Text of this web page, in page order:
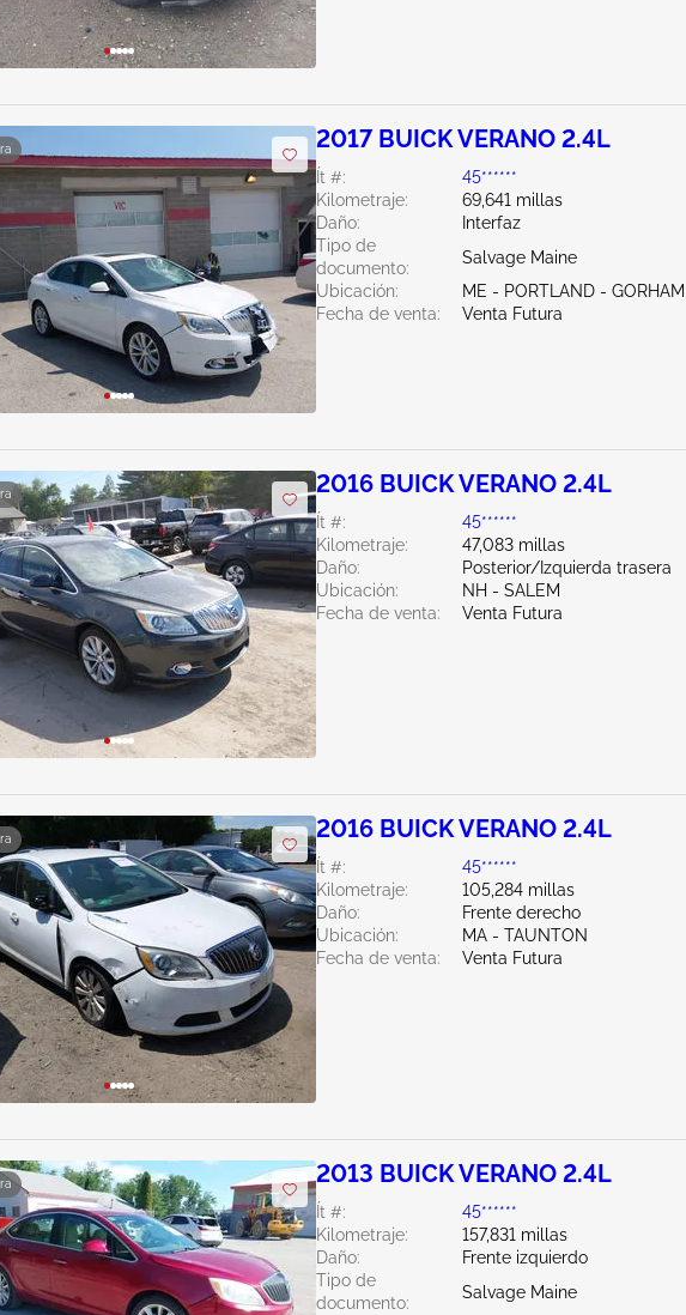
2017 BUICK VERANO 2.4L
Ít #:
45******
Kilometraje:
69,641 millas
Daño:
Interfaz
Tipo de
documento:
Salvage Maine
Ubicación:
ME - PORTLAND - GORHAM
Fecha de venta:
Venta Futura
2016 BUICK VERANO 2.4L
Ít #:
45******
Kilometraje:
47,083 millas
Daño:
Posterior/Izquierda trasera
Ubicación:
NH - SALEM
Fecha de venta:
Venta Futura
2016 BUICK VERANO 2.4L
Ít #:
45******
Kilometraje:
105,284 millas
Daño:
Frente derecho
Ubicación:
MA - TAUNTON
Fecha de venta:
Venta Futura
2013 BUICK VERANO 2.4L
Ít #:
45******
Kilometraje:
157,831 millas
Daño:
Frente izquierdo
Tipo de
documento:
Salvage Maine